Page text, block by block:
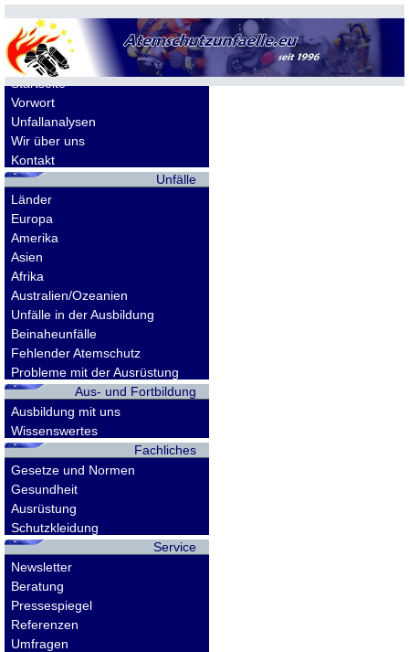
Allgemeines
Startseite
Vorwort
Unfallanalysen
Wir über uns
Kontakt
Unfälle
Länder
Europa
Amerika
Asien
Afrika
Australien/Ozeanien
Unfälle in der Ausbildung
Beinaheunfälle
Fehlender Atemschutz
Probleme mit der Ausrüstung
Aus- und Fortbildung
Ausbildung mit uns
Wissenswertes
Fachliches
Gesetze und Normen
Gesundheit
Ausrüstung
Schutzkleidung
Service
Newsletter
Beratung
Pressespiegel
Referenzen
Umfragen